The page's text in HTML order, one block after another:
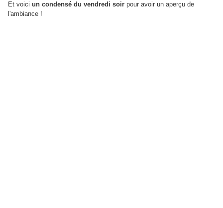
Et voici un condensé du vendredi soir pour avoir un aperçu de
l'ambiance !